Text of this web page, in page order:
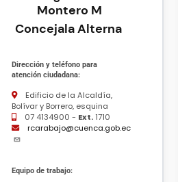
Montero M
Concejala Alterna
Dirección y teléfono para
atención ciudadana:
Edificio de la Alcaldía,
Bolívar y Borrero, esquina
07 4134900 - Ext.1710
rcarabajo@cuenca.gob.ec
Equipo de trabajo: